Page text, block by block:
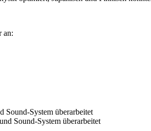
an:
System überarbeitet
Sound-System überarbeitet